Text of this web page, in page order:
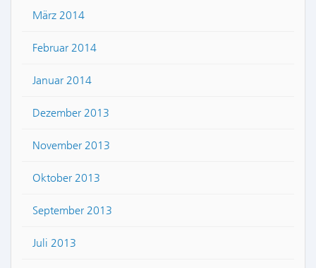
März 2014
Februar 2014
Januar 2014
Dezember 2013
November 2013
Oktober 2013
September 2013
Juli 2013